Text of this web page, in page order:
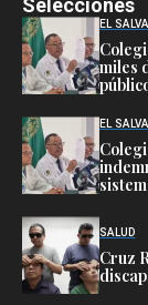
Selecciones
EL
miles
EL
SALUD
Cruz